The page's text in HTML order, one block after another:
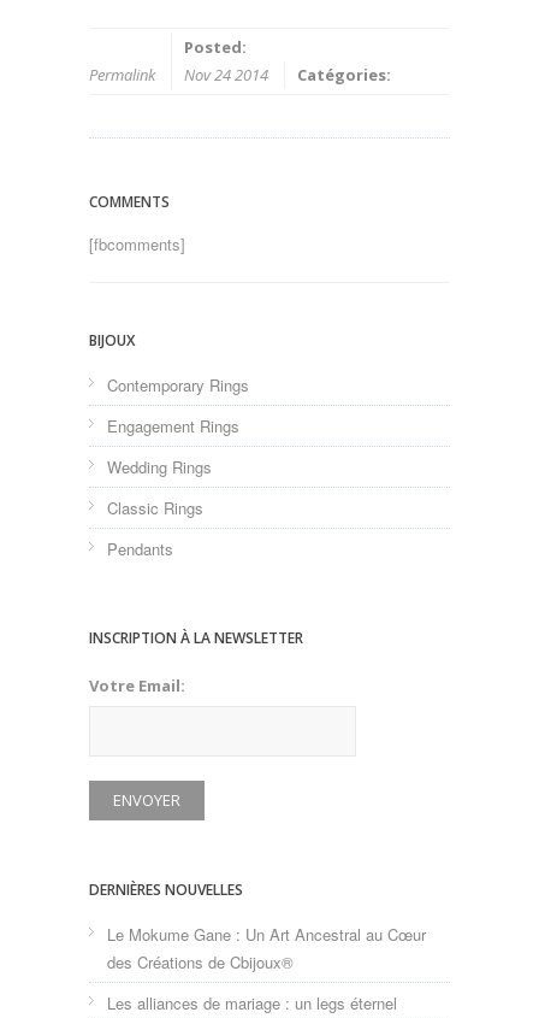
Permalink
Posted:
Nov 24 2014
Catégories:
COMMENTS
[fbcomments]
BIJOUX
Contemporary Rings
Engagement Rings
Wedding Rings
Classic Rings
Pendants
INSCRIPTION À LA NEWSLETTER
Votre Email:
DERNIÈRES NOUVELLES
Le Mokume Gane : Un Art Ancestral au Cœur
des Créations de Cbijoux®
Les alliances de mariage : un legs éternel